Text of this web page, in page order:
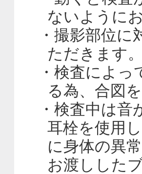
ないように
・撮影部位
ただきます
・検査によ
る為、合図
・検査中は
耳栓を使用
に身体の異
お渡しした